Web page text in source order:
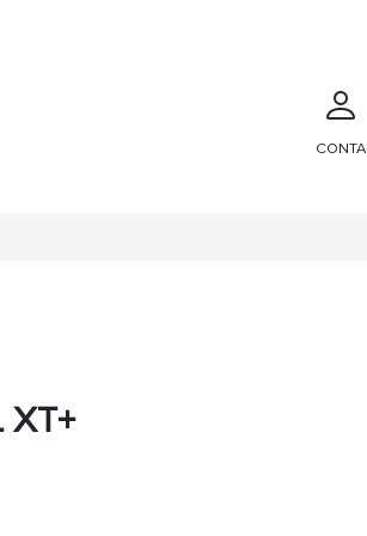
CONTA
XT+